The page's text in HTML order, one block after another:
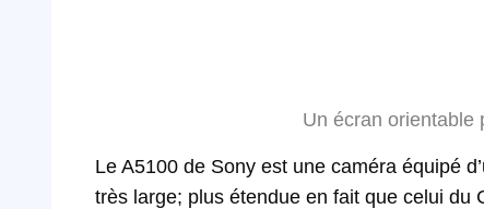
Un écran orientable
Le A5100 de Sony est une caméra équipé
très large; plus étendue en fait que celui du